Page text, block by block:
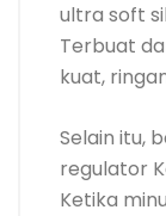
ultra soft
Terbuat
kuat,
Selain itu,
regulator
Ketika